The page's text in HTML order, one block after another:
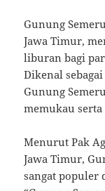
Gunung
Jawa Timur,
liburan bagi
Dikenal
Gunung
memukau
Menurut Pak
Jawa Timur,
sangat populer